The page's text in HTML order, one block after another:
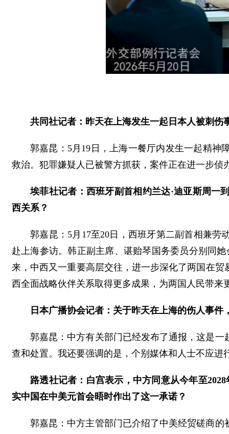
共同社记者：昨天在上海发生一起日本人被刺
郭嘉昆：5月19日，上海一餐厅内发生一起精神
救治。犯罪嫌疑人已被警方抓获，案件正在进一步
埃菲社记者：西班牙副首相约兰达·迪亚斯周一
西关系？
郭嘉昆：5月17至20日，西班牙第二副首相兼劳
赴上海参访。韩正副主席、谌贻琴国务委员分别同
来，中西又一重要高层交往，进一步深化了两国在
西全面战略伙伴关系取得更多成果，为两国人民带来
日本广播协会记者：关于昨天在上海的伤人事
郭嘉昆：中方有关部门已经发布了通报，这是
查和处置。我还要强调的是，个别媒体和人士不应进
路透社记者：白宫表示，中方同意从今年至
实中国在中美元首会晤时作出了这一承诺？
郭嘉昆：中方主管部门已介绍了中美经贸磋商